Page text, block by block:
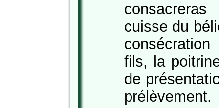
cuisse du
fils, la
de